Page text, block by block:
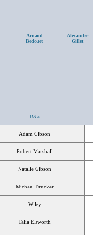
Arnaud
Bedouet
Alexandre
Gillet
Rôle
Adam Gibson
Robert Marshall
Natalie Gibson
Michael Drucker
Wiley
Talia Elsworth